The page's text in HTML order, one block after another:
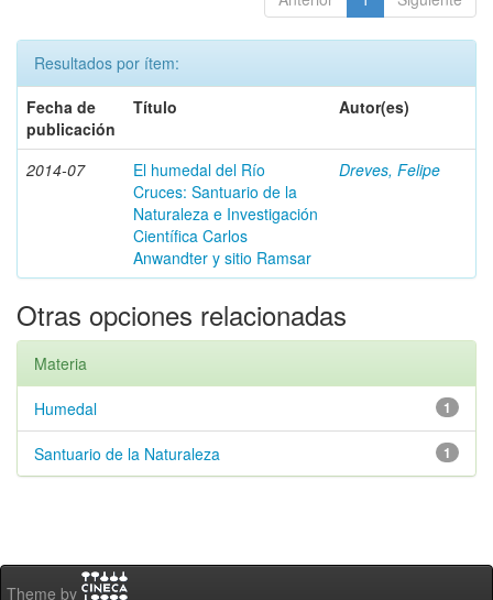
Resultados por ítem:
Fecha de
publicación
Título Autor(es)
2014-07
El humedal del Río
Cruces: Santuario de la
Naturaleza e Investigación
Científica Carlos
Anwandter y sitio Ramsar
Dreves, Felipe
Otras opciones relacionadas
Materia
1
Humedal
1
Santuario de la Naturaleza
Theme by